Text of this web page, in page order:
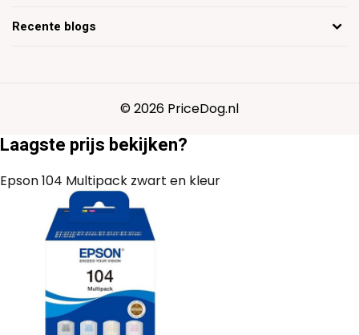
Recente blogs
© 2026 PriceDog.nl
Laagste prijs bekijken?
Epson 104 Multipack zwart en kleur